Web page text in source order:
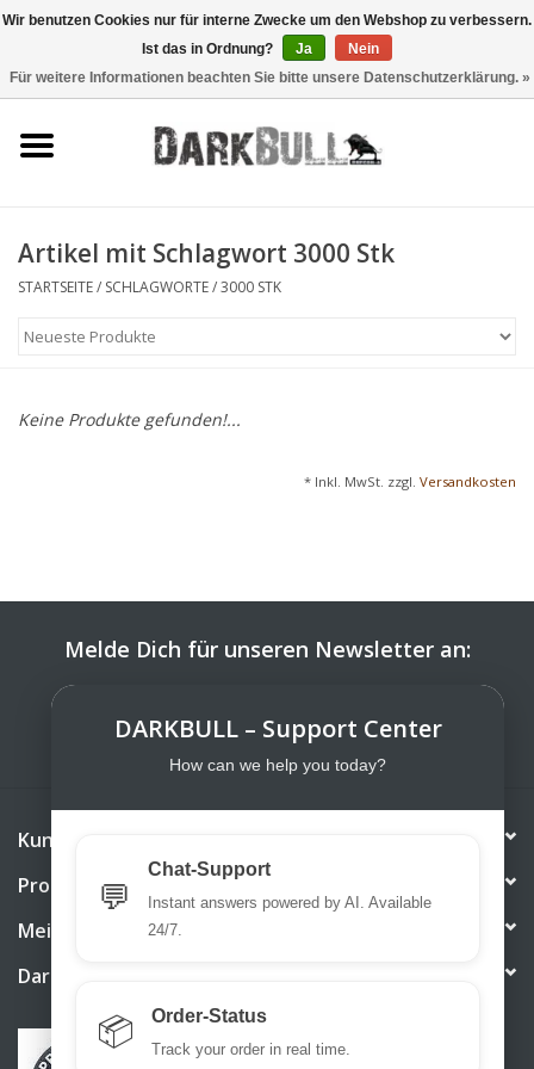
Schiesstraining
taktische Ausrüstung
Optiken & Laser
Blog
Artikel mit Schlagwort 3000 Stk
STARTSEITE/ SCHLAGWORTE/3000 STK
Keine Produkte gefunden!...
* Inkl. MwSt. zzgl. Versandkosten
Melde Dich für unseren Newsletter an:
Kundendienst
Produkte
Mein Konto
DarkBull TrendStore
Wir benutzen Cookies nur für interne Zwecke um den Webshop zu verbessern.
Ist das in Ordnung?
Ja
Nein
Für weitere Informationen beachten Sie bitte unsere Datenschutzerklärung. »
DARKBULL – Support Center
How can we help you today?
💬
Chat-Support
Instant answers powered by AI. Available
24/7.
📦 Order-Status
Track your order in real time.